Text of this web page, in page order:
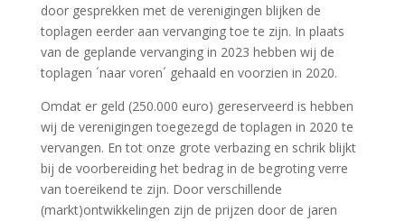
door gesprekken met de verenigingen blijken de
toplagen eerder aan vervanging toe te zijn. In plaats
van de geplande vervanging in 2023 hebben wij de
toplagen ´naar voren´ gehaald en voorzien in 2020.
Omdat er geld (250.000 euro) gereserveerd is hebben
wij de verenigingen toegezegd de toplagen in 2020 te
vervangen. En tot onze grote verbazing en schrik blijkt
bij de voorbereiding het bedrag in de begroting verre
van toereikend te zijn. Door verschillende
(markt)ontwikkelingen zijn de prijzen door de jaren